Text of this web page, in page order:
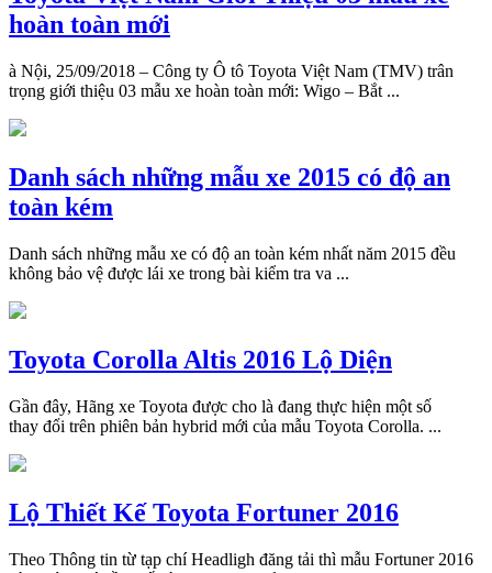
hoàn toàn mới
à Nội, 25/09/2018 – Công ty Ô tô Toyota Việt Nam (TMV) trân
trọng giới thiệu 03 mẫu xe hoàn toàn mới: Wigo – Bắt ...
Danh sách những mẫu xe 2015 có độ an
toàn kém
Danh sách những mẫu xe có độ an toàn kém nhất năm 2015 đều
không bảo vệ được lái xe trong bài kiểm tra va ...
Toyota Corolla Altis 2016 Lộ Diện
Gần đây, Hãng xe Toyota được cho là đang thực hiện một số
thay đổi trên phiên bản hybrid mới của mẫu Toyota Corolla. ...
Lộ Thiết Kế Toyota Fortuner 2016
Theo Thông tin từ tạp chí Headligh đăng tải thì mẫu Fortuner 2016